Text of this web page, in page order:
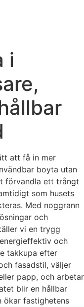
i
att få in mer
boyta utan
förvandla ett trångt
som husets
Med noggrann
och
vi en trygg
och
takkupa efter
fasadstil, väljer
papp, och arbetar
blir en hållbar
ökar fastighetens